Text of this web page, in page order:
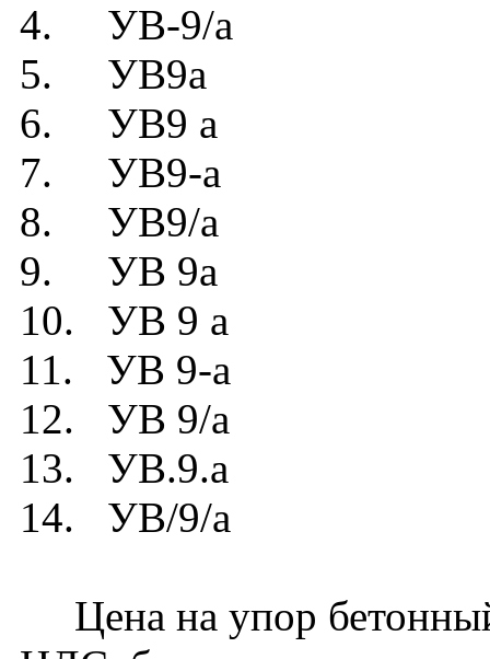
4. УВ-9/а
5. УВ9а
6. УВ9 а
7. УВ9-а
8. УВ9/а
9. УВ 9а
10. УВ 9 а
11. УВ 9-а
12. УВ 9/а
13. УВ.9.а
14. УВ/9/а
Цена на упор